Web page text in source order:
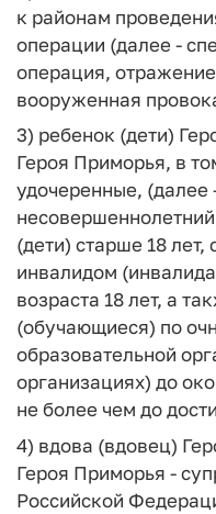
к районам
операции (далее -
операция,
вооруженная
3) ребенок (дети)
Героя Приморья, в
удочеренные, (далее
(дети) старше 18
инвалидом
возраста 18 лет, а
(обучающиеся) по
образовательной
организациях) до
не более чем до
4) вдова (вдовец)
Героя Приморья -
Российской